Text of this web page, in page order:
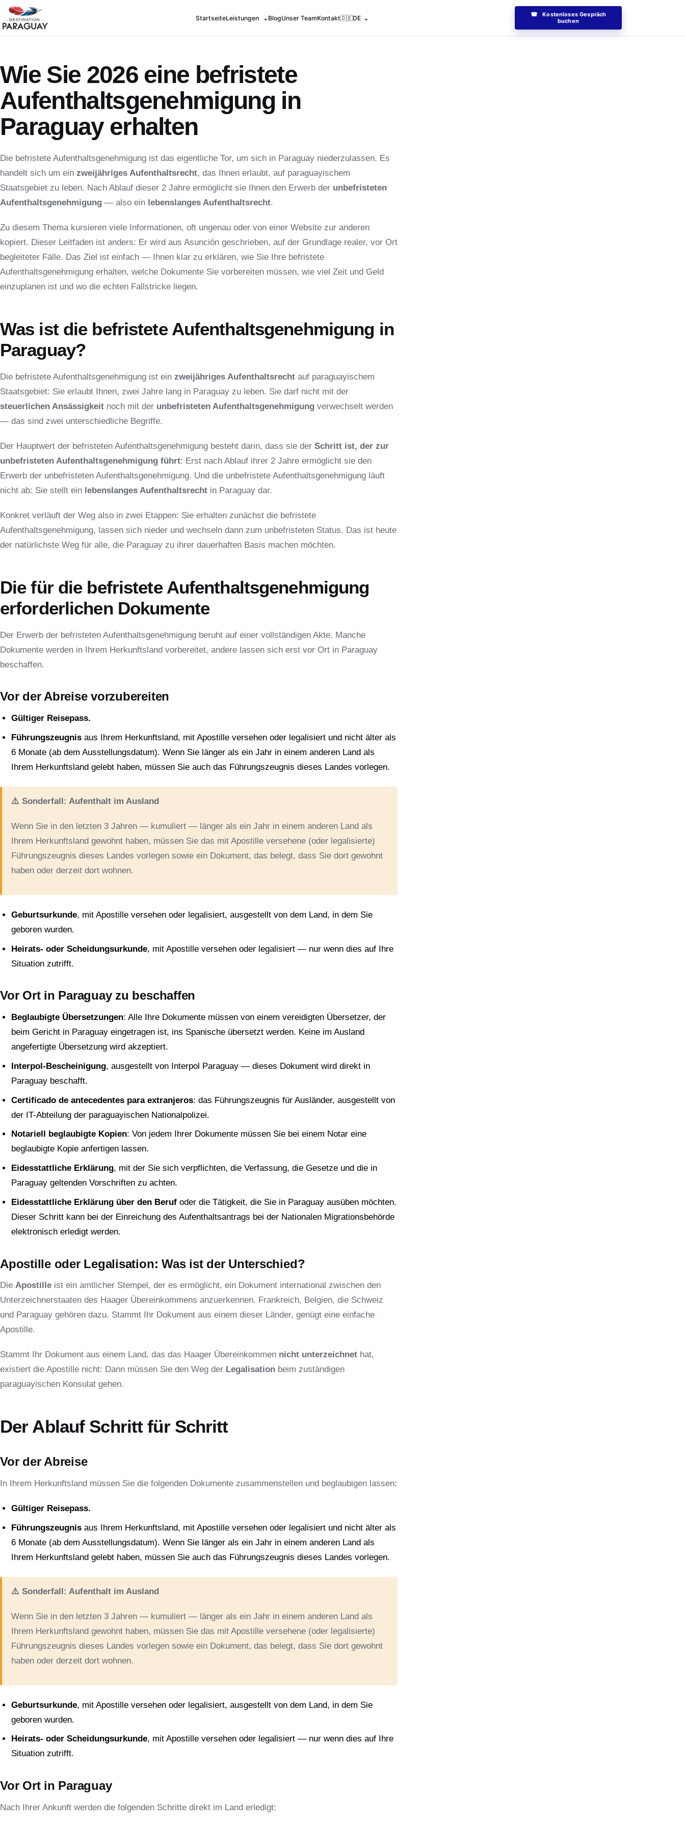
StartseiteLeistungen ⌄ BlogUnser TeamKontakt🇩🇪DE ⌄
☎ Kostenloses Gespräch
buchen
Wie Sie 2026 eine befristete
Aufenthaltsgenehmigung in
Paraguay erhalten
Die befristete Aufenthaltsgenehmigung ist das eigentliche Tor, um sich in Paraguay niederzulassen. Es
handelt sich um ein zweijähriges Aufenthaltsrecht, das Ihnen erlaubt, auf paraguayischem
Staatsgebiet zu leben. Nach Ablauf dieser 2 Jahre ermöglicht sie Ihnen den Erwerb der unbefristeten
Aufenthaltsgenehmigung — also ein lebenslanges Aufenthaltsrecht.
Zu diesem Thema kursieren viele Informationen, oft ungenau oder von einer Website zur anderen
kopiert. Dieser Leitfaden ist anders: Er wird aus Asunción geschrieben, auf der Grundlage realer, vor Ort
begleiteter Fälle. Das Ziel ist einfach — Ihnen klar zu erklären, wie Sie Ihre befristete
Aufenthaltsgenehmigung erhalten, welche Dokumente Sie vorbereiten müssen, wie viel Zeit und Geld
einzuplanen ist und wo die echten Fallstricke liegen.
Was ist die befristete Aufenthaltsgenehmigung in
Paraguay?
Die befristete Aufenthaltsgenehmigung ist ein zweijähriges Aufenthaltsrecht auf paraguayischem
Staatsgebiet: Sie erlaubt Ihnen, zwei Jahre lang in Paraguay zu leben. Sie darf nicht mit der
steuerlichen Ansässigkeit noch mit der unbefristeten Aufenthaltsgenehmigung verwechselt werden
— das sind zwei unterschiedliche Begriffe.
Der Hauptwert der befristeten Aufenthaltsgenehmigung besteht darin, dass sie der Schritt ist, der zur
unbefristeten Aufenthaltsgenehmigung führt: Erst nach Ablauf ihrer 2 Jahre ermöglicht sie den
Erwerb der unbefristeten Aufenthaltsgenehmigung. Und die unbefristete Aufenthaltsgenehmigung läuft
nicht ab: Sie stellt ein lebenslanges Aufenthaltsrecht in Paraguay dar.
Konkret verläuft der Weg also in zwei Etappen: Sie erhalten zunächst die befristete
Aufenthaltsgenehmigung, lassen sich nieder und wechseln dann zum unbefristeten Status. Das ist heute
der natürlichste Weg für alle, die Paraguay zu ihrer dauerhaften Basis machen möchten.
Die für die befristete Aufenthaltsgenehmigung
erforderlichen Dokumente
Der Erwerb der befristeten Aufenthaltsgenehmigung beruht auf einer vollständigen Akte. Manche
Dokumente werden in Ihrem Herkunftsland vorbereitet, andere lassen sich erst vor Ort in Paraguay
beschaffen.
Vor der Abreise vorzubereiten
Gültiger Reisepass.
Führungszeugnisaus Ihrem Herkunftsland, mit Apostille versehen oder legalisiert und nicht älter als
6 Monate (ab dem Ausstellungsdatum). Wenn Sie länger als ein Jahr in einem anderen Land als
Ihrem Herkunftsland gelebt haben, müssen Sie auch das Führungszeugnis dieses Landes vorlegen.
⚠️ Sonderfall: Aufenthalt im Ausland
Wenn Sie in den letzten 3 Jahren — kumuliert — länger als ein Jahr in einem anderen Land als
Ihrem Herkunftsland gewohnt haben, müssen Sie das mit Apostille versehene (oder legalisierte)
Führungszeugnis dieses Landes vorlegen sowie ein Dokument, das belegt, dass Sie dort gewohnt
haben oder derzeit dort wohnen.
Geburtsurkunde, mit Apostille versehen oder legalisiert, ausgestellt von dem Land, in dem Sie
geboren wurden.
Heirats- oder Scheidungsurkunde, mit Apostille versehen oder legalisiert — nur wenn dies auf Ihre
Situation zutrifft.
Vor Ort in Paraguay zu beschaffen
Beglaubigte Übersetzungen: Alle Ihre Dokumente müssen von einem vereidigten Übersetzer, der
beim Gericht in Paraguay eingetragen ist, ins Spanische übersetzt werden. Keine im Ausland
angefertigte Übersetzung wird akzeptiert.
Interpol-Bescheinigung, ausgestellt von Interpol Paraguay — dieses Dokument wird direkt in
Paraguay beschafft.
Certificado de antecedentes para extranjeros: das Führungszeugnis für Ausländer, ausgestellt von
der IT-Abteilung der paraguayischen Nationalpolizei.
Notariell beglaubigte Kopien: Von jedem Ihrer Dokumente müssen Sie bei einem Notar eine
beglaubigte Kopie anfertigen lassen.
Eidesstattliche Erklärung, mit der Sie sich verpflichten, die Verfassung, die Gesetze und die in
Paraguay geltenden Vorschriften zu achten.
Eidesstattliche Erklärung über den Berufoder die Tätigkeit, die Sie in Paraguay ausüben möchten.
Dieser Schritt kann bei der Einreichung des Aufenthaltsantrags bei der Nationalen Migrationsbehörde
elektronisch erledigt werden.
Apostille oder Legalisation: Was ist der Unterschied?
Die Apostille ist ein amtlicher Stempel, der es ermöglicht, ein Dokument international zwischen den
Unterzeichnerstaaten des Haager Übereinkommens anzuerkennen. Frankreich, Belgien, die Schweiz
und Paraguay gehören dazu. Stammt Ihr Dokument aus einem dieser Länder, genügt eine einfache
Apostille.
Stammt Ihr Dokument aus einem Land, das das Haager Übereinkommen nicht unterzeichnet hat,
existiert die Apostille nicht: Dann müssen Sie den Weg der Legalisation beim zuständigen
paraguayischen Konsulat gehen.
Der Ablauf Schritt für Schritt
Vor der Abreise
In Ihrem Herkunftsland müssen Sie die folgenden Dokumente zusammenstellen und beglaubigen lassen:
Gültiger Reisepass.
Führungszeugnisaus Ihrem Herkunftsland, mit Apostille versehen oder legalisiert und nicht älter als
6 Monate (ab dem Ausstellungsdatum). Wenn Sie länger als ein Jahr in einem anderen Land als
Ihrem Herkunftsland gelebt haben, müssen Sie auch das Führungszeugnis dieses Landes vorlegen.
⚠️ Sonderfall: Aufenthalt im Ausland
Wenn Sie in den letzten 3 Jahren — kumuliert — länger als ein Jahr in einem anderen Land als
Ihrem Herkunftsland gewohnt haben, müssen Sie das mit Apostille versehene (oder legalisierte)
Führungszeugnis dieses Landes vorlegen sowie ein Dokument, das belegt, dass Sie dort gewohnt
haben oder derzeit dort wohnen.
Geburtsurkunde, mit Apostille versehen oder legalisiert, ausgestellt von dem Land, in dem Sie
geboren wurden.
Heirats- oder Scheidungsurkunde, mit Apostille versehen oder legalisiert — nur wenn dies auf Ihre
Situation zutrifft.
Vor Ort in Paraguay
Nach Ihrer Ankunft werden die folgenden Schritte direkt im Land erledigt: